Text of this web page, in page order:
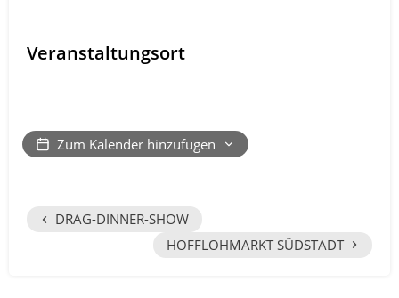
Veranstaltungsort
Zum Kalender hinzufügen
‹ DRAG-DINNER-SHOW
HOFFLOHMARKT SÜDSTADT ›